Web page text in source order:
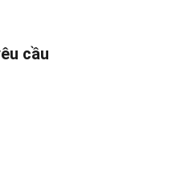
cầu